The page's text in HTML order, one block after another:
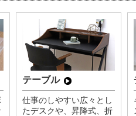
テーブル
仕事のしやすい広々とし
たデスクや、昇降式、折